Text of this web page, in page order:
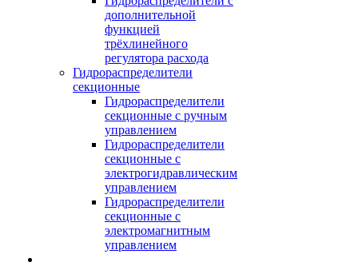
дополнительной
функцией
трёхлинейного
регулятора расхода
Гидрораспределители
секционные
Гидрораспределители
секционные с ручным
управлением
Гидрораспределители
секционные с
электрогидравлическим
управлением
Гидрораспределители
секционные с
электромагнитным
управлением